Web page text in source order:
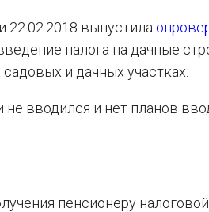
выпустила
налога на дачные
и дачных участках.
вводился и нет планов
пенсионеру